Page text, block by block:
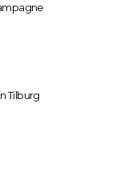
Tilburg